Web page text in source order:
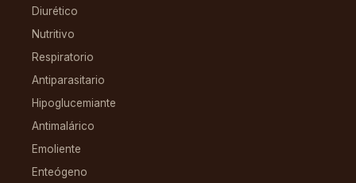
Diurético
Nutritivo
Respiratorio
Antiparasitario
Hipoglucemiante
Antimalárico
Emoliente
Enteógeno